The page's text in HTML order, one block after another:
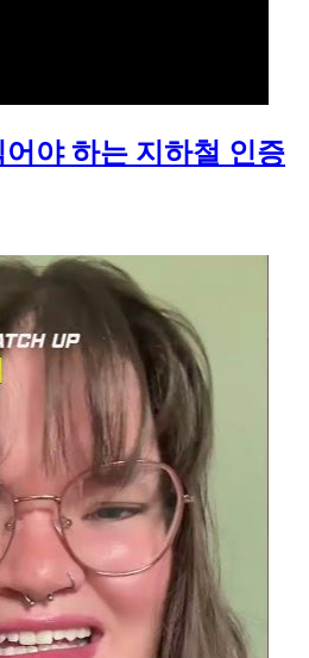
야 하는 지하철 인증